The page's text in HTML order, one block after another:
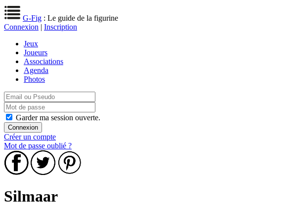
G-Fig : Le guide de la figurine
Connexion | Inscription
Jeux
Joueurs
Associations
Agenda
Photos
Garder ma session ouverte.
Créer un compte
Mot de passe oublié ?
Silmaar